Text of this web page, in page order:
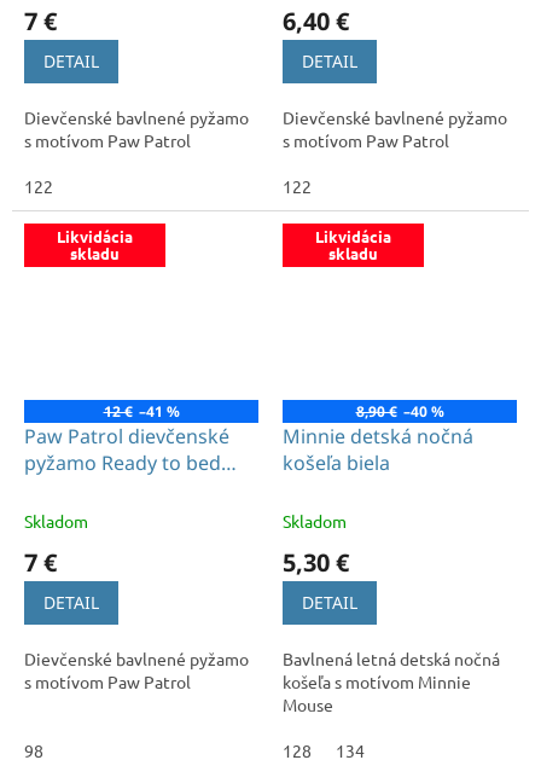
7 €
DETAIL
Dievčenské bavlnené pyžamo
s motívom Paw Patrol
122
6,40 €
DETAIL
Dievčenské bavlnené pyžamo
s motívom Paw Patrol
122
Likvidácia
skladu
12 € –41 %
Paw Patrol dievčenské
pyžamo Ready to bed
Skladom
7 €
DETAIL
Dievčenské bavlnené pyžamo
s motívom Paw Patrol
98
Likvidácia
skladu
8,90 € –40 %
Minnie detská nočná
košeľa biela
Skladom
5,30 €
DETAIL
Bavlnená letná detská nočná
košeľa s motívom Minnie
Mouse
128 134